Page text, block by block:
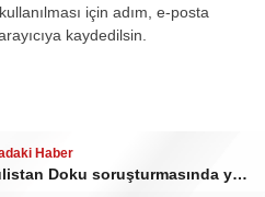
Haber
İzmit Belediyesi soruşturmasında eski okul müdürü tutuklandı
Haber
Kocaeli’de korkutan doğal gaz kaçağı! İş makinesi boruyu deldi
Haber
Gülistan Doku soruşturmasında yeni gelişme: 2 dalgıç tutuklandı
için adım, e-posta
kaydedilsin.